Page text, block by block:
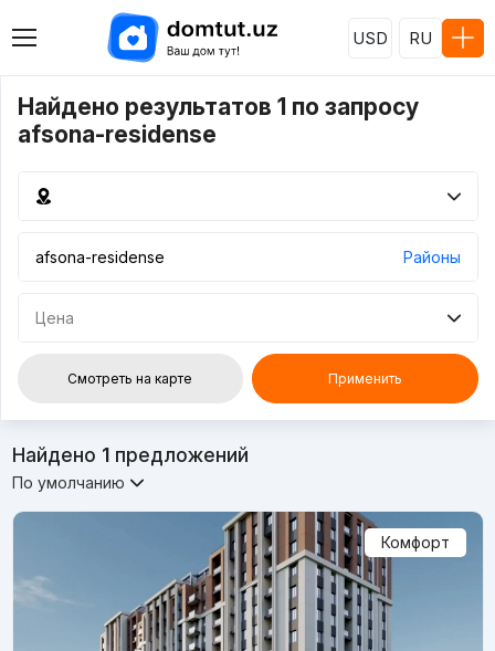
USD RU
Найдено результатов 1 по запросу
afsona-residense
Районы
Цена
Смотреть на карте Применить
Найдено 1предложений
По умолчанию
Комфорт